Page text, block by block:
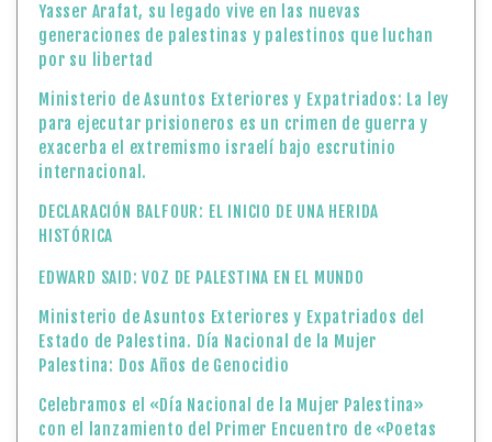
Yasser Arafat, su legado vive en las nuevas
generaciones de palestinas y palestinos que luchan
por su libertad
Ministerio de Asuntos Exteriores y Expatriados: La ley
para ejecutar prisioneros es un crimen de guerra y
exacerba el extremismo israelí bajo escrutinio
internacional.
DECLARACIÓN BALFOUR: EL INICIO DE UNA HERIDA
HISTÓRICA
EDWARD SAID: VOZ DE PALESTINA EN EL MUNDO
Ministerio de Asuntos Exteriores y Expatriados del
Estado de Palestina. Día Nacional de la Mujer
Palestina: Dos Años de Genocidio
Celebramos el «Día Nacional de la Mujer Palestina»
con el lanzamiento del Primer Encuentro de «Poetas